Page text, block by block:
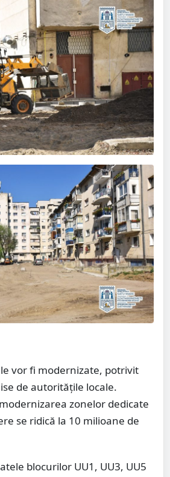
vor fi modernizate, potrivit
de autoritățile locale.
zonelor dedicate
se ridică la 10 milioane de
blocurilor UU1, UU3, UU5